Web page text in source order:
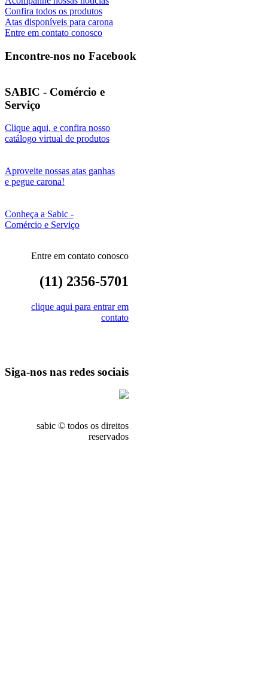
Confira todos os produtos
Atas disponíveis para carona
Entre em contato conosco
Encontre-nos no Facebook
SABIC - Comércio e
Serviço
Clique aqui, e confira nosso
catálogo virtual de produtos
Aproveite nossas atas ganhas
e pegue carona!
Conheça a Sabic -
Comércio e Serviço
Entre em contato conosco
(11) 2356-5701
clique aqui para entrar em
contato
Siga-nos nas redes sociais
sabic © todos os direitos
reservados